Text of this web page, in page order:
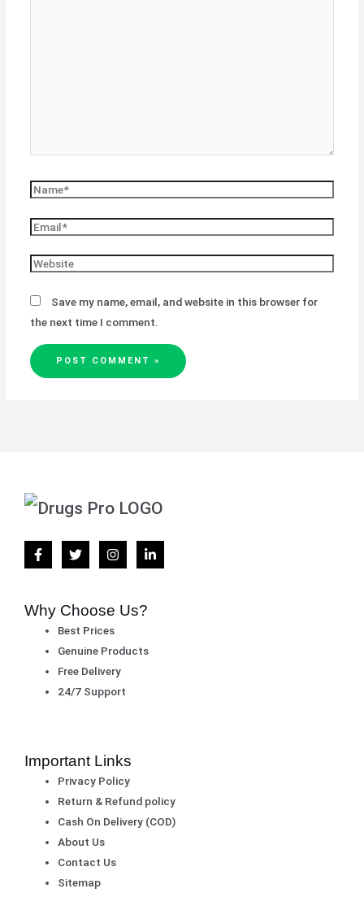
Save my name, email, and website in this browser for
the next time I comment.
Why Choose Us?
Best Prices
Genuine Products
Free Delivery
24/7 Support
Important Links
Privacy Policy
Return & Refund policy
Cash On Delivery (COD)
About Us
Contact Us
Sitemap